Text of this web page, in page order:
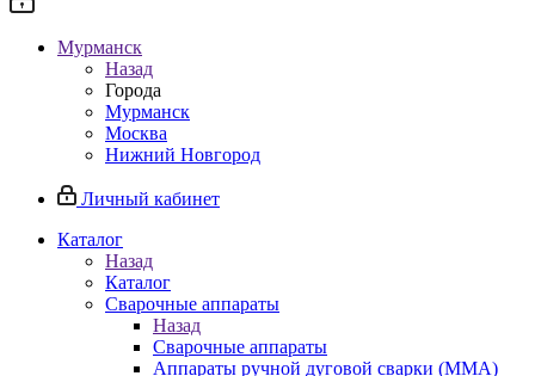
Мурманск
Назад
Города
Мурманск
Москва
Нижний Новгород
Личный кабинет
Каталог
Назад
Каталог
Сварочные аппараты
Назад
Сварочные аппараты
Аппараты ручной дуговой сварки (MMA)